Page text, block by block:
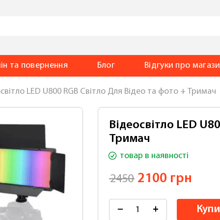
та повернення Блог Відгуки про
LED U800 RGB Світло Для Відео та фото + Тримач
Відеосвітло LED
Тримач
товар в наявності
2450 2100 грн
− +